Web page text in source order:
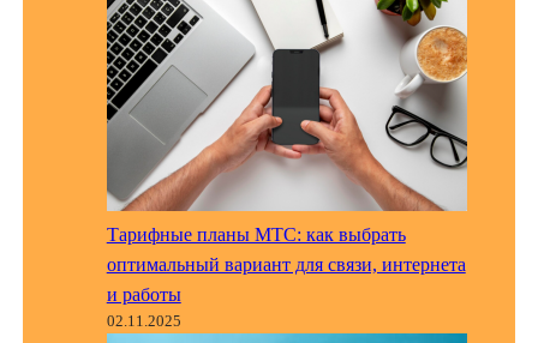
Тарифные планы МТС: как выбрать
оптимальный вариант для связи, интернета
и работы
02.11.2025